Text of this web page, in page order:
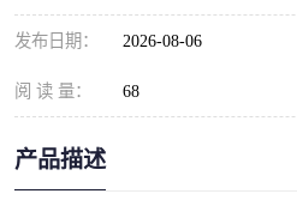
发布日期： 2026-08-06
阅 读 量： 68
产品描述